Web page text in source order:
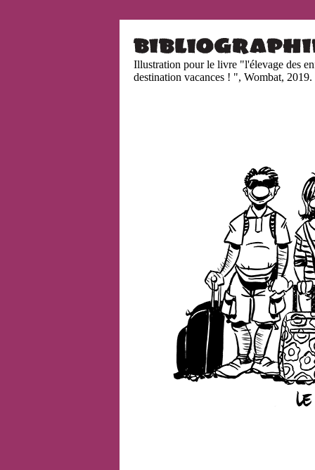
Illustration pour le livre "l'élevage des
destination vacances ! ", Wombat, 2019.